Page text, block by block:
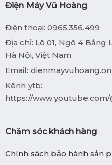
Điện Máy Vũ Hoàng
Điện thoại: 0965.356.499
Địa chỉ: Lô 01, Ngõ 4 Bằng
Hà Nội, Việt Nam
Email:
Kênh ytb:
https://
Chăm sóc khách hàng
Chính sách bảo hành sản